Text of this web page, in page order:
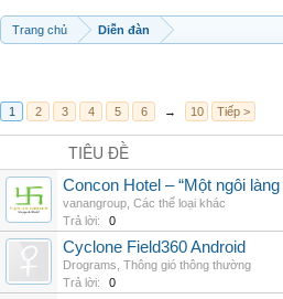
Trang chủ Diễn đàn
1 2 3 4 5 6 → 10 Tiếp >
TIÊU ĐỀ
Concon Hotel – “Một ngôi
vanangroup Các thể loại khác
Trả lời:
0
Cyclone Field360 Android
Drograms Thông gió thông thường
Trả lời:
0